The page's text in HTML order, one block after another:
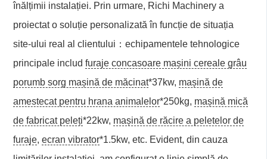
înălțimii instalației. Prin urmare, Richi Machinery a
proiectat o soluție personalizată în funcție de situația
site-ului real al clientului：echipamentele tehnologice
principale includfuraje concasoare mașini cereale grâu
porumb sorg mașină de măcinat*37kw, mașină de
amestecat pentru hrana animalelor*250kg, mașină mică
de fabricat peleți*22kw, mașină de răcire a peletelor de
furaje,ecran vibrator*1.5kw, etc. Evident, din cauza